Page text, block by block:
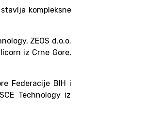
kompleksne
ZEOS d.o.o.
iz Crne Gore,
Federacije BIH i
Technology iz